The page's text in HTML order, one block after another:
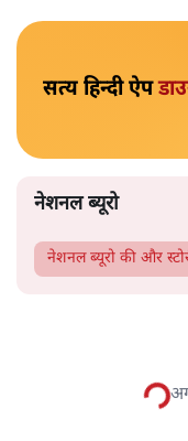
बजाय 10 किलोग्राम का
अधिकारियों ने इस
speculative) बताते
सत्य हिन्दी ऐप